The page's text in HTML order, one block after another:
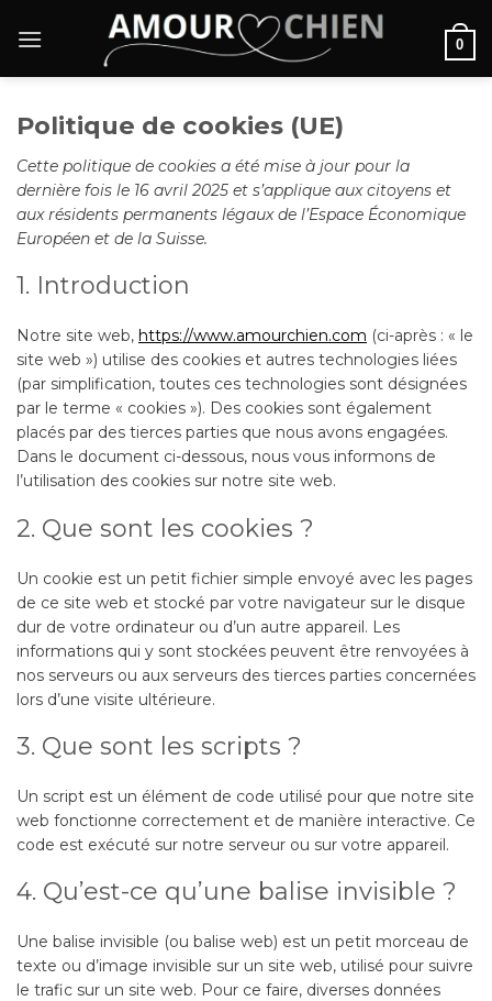
au
0
Politique de cookies (UE)
Cette politique de cookies a été mise à jour pour la
dernière fois le 16 avril 2025 et s’applique aux citoyens et
aux résidents permanents légaux de l’Espace Économique
Européen et de la Suisse.
1. Introduction
Notre site web, https://www.amourchien.com (ci-après : « le
site web ») utilise des cookies et autres technologies liées
(par simplification, toutes ces technologies sont désignées
par le terme « cookies »). Des cookies sont également
placés par des tierces parties que nous avons engagées.
Dans le document ci-dessous, nous vous informons de
l’utilisation des cookies sur notre site web.
2. Que sont les cookies ?
Un cookie est un petit fichier simple envoyé avec les pages
de ce site web et stocké par votre navigateur sur le disque
dur de votre ordinateur ou d’un autre appareil. Les
informations qui y sont stockées peuvent être renvoyées à
nos serveurs ou aux serveurs des tierces parties concernées
lors d’une visite ultérieure.
3. Que sont les scripts ?
Un script est un élément de code utilisé pour que notre site
web fonctionne correctement et de manière interactive. Ce
code est exécuté sur notre serveur ou sur votre appareil.
4. Qu’est-ce qu’une balise invisible ?
Une balise invisible (ou balise web) est un petit morceau de
texte ou d’image invisible sur un site web, utilisé pour suivre
le trafic sur un site web. Pour ce faire, diverses données